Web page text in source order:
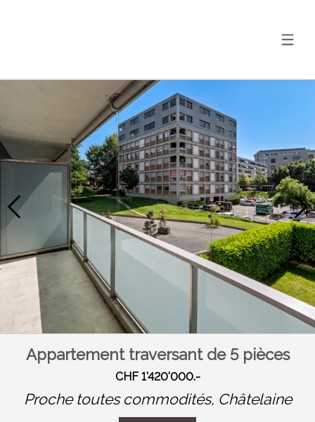
Appartement traversant de 5 pièces
CHF 1'420'000.-
Proche toutes commodités, Châtelaine